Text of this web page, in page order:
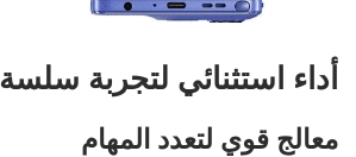
أداء استثنائي لتجربة سلسة
معالج قوي لتعدد المهام